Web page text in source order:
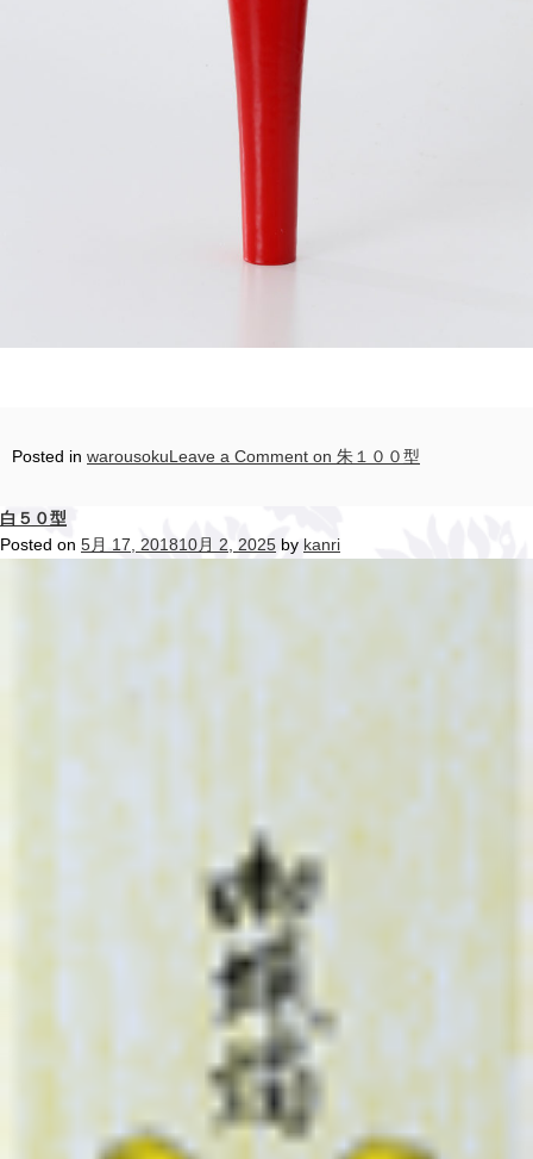
Posted in warousokuLeave a Comment on 朱１００型
白５０型
Posted on 5月 17, 201810月 2, 2025 by kanri